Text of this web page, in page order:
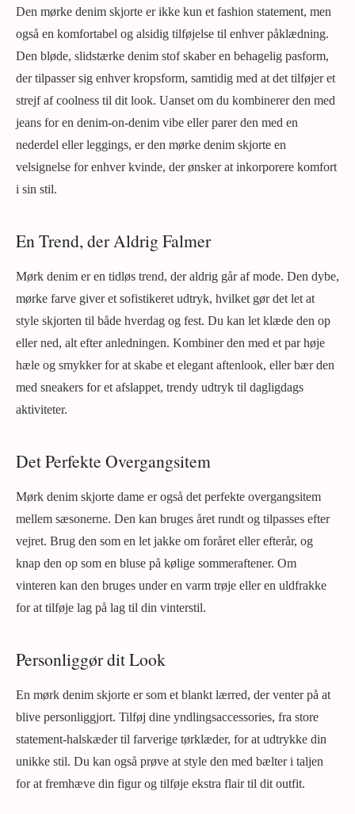
Den mørke denim skjorte er ikke kun et fashion statement, men
også en komfortabel og alsidig tilføjelse til enhver påklædning.
Den bløde, slidstærke denim stof skaber en behagelig pasform,
der tilpasser sig enhver kropsform, samtidig med at det tilføjer et
strejf af coolness til dit look. Uanset om du kombinerer den med
jeans for en denim-on-denim vibe eller parer den med en
nederdel eller leggings, er den mørke denim skjorte en
velsignelse for enhver kvinde, der ønsker at inkorporere komfort
i sin stil.
En Trend, der Aldrig Falmer
Mørk denim er en tidløs trend, der aldrig går af mode. Den dybe,
mørke farve giver et sofistikeret udtryk, hvilket gør det let at
style skjorten til både hverdag og fest. Du kan let klæde den op
eller ned, alt efter anledningen. Kombiner den med et par høje
hæle og smykker for at skabe et elegant aftenlook, eller bær den
med sneakers for et afslappet, trendy udtryk til dagligdags
aktiviteter.
Det Perfekte Overgangsitem
Mørk denim skjorte dame er også det perfekte overgangsitem
mellem sæsonerne. Den kan bruges året rundt og tilpasses efter
vejret. Brug den som en let jakke om foråret eller efterår, og
knap den op som en bluse på kølige sommeraftener. Om
vinteren kan den bruges under en varm trøje eller en uldfrakke
for at tilføje lag på lag til din vinterstil.
Personliggør dit Look
En mørk denim skjorte er som et blankt lærred, der venter på at
blive personliggjort. Tilføj dine yndlingsaccessories, fra store
statement-halskæder til farverige tørklæder, for at udtrykke din
unikke stil. Du kan også prøve at style den med bælter i taljen
for at fremhæve din figur og tilføje ekstra flair til dit outfit.